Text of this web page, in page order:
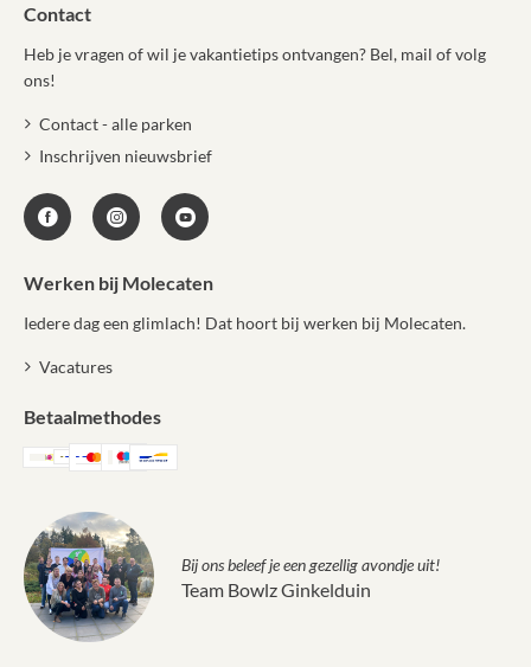
Contact
Heb je vragen of wil je vakantietips ontvangen? Bel, mail of volg
ons!
Contact - alle parken
Inschrijven nieuwsbrief
Werken bij Molecaten
Iedere dag een glimlach! Dat hoort bij werken bij Molecaten.
Vacatures
Betaalmethodes
Bij ons beleef je een gezellig avondje uit!
Team Bowlz Ginkelduin